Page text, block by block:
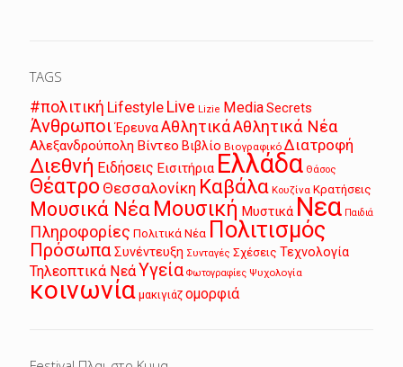
TAGS
#πολιτική Lifestyle Live Lizie MediaSecrets
Άνθρωποι ΈρευναΑθλητικάΑθλητικά Νέα
Αλεξανδρούπολη Βίντεο Βιβλίο Βιογραφικό Διατροφή
Διεθνή Ειδήσεις Εισιτήρια Ελλάδα Θάσος
Θέατρο Θεσσαλονίκη Καβάλα Κουζίνα Κρατήσεις
Μουσικά Νέα Μουσική Μυστικά Νεα Παιδιά
Πληροφορίες Πολιτικά Νέα Πολιτισμός
ΠρόσωπαΣυνέντευξη Συνταγές Σχέσεις Τεχνολογία
Τηλεοπτικά ΝεάΥγεία Φωτογραφίες Ψυχολογία
κοινωνία μακιγιάζ ομορφιά